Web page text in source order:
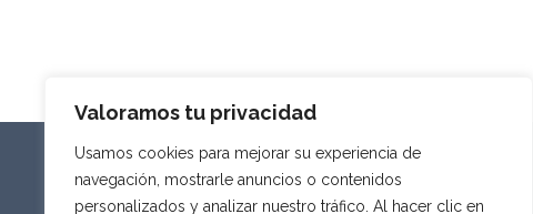
Valoramos tu privacidad
Usamos cookies para mejorar su experiencia de
navegación, mostrarle anuncios o contenidos
personalizados y analizar nuestro tráfico. Al hacer clic en
SOBRE NOSOTROS PRIVACIDAD Y AVISO LEGAL